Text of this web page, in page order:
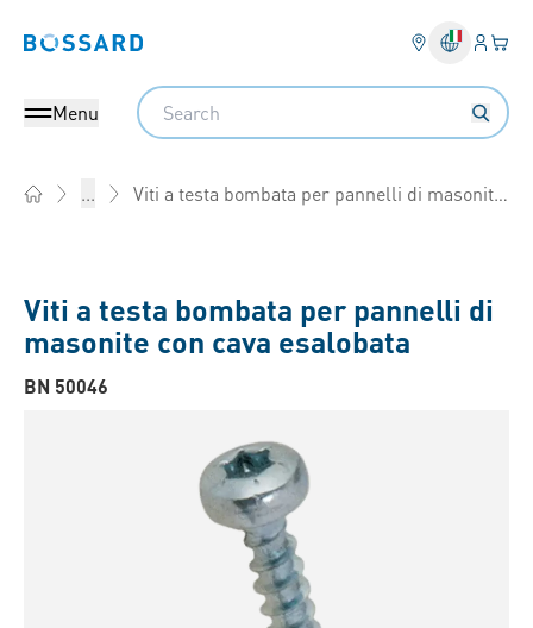
Bossard homepage Login
Il
Menu
Search
... Viti a testa bombata per pannelli di masonite con cava esalobata
Viti a testa bombata per pannelli di
masonite con cava esalobata
BN 50046